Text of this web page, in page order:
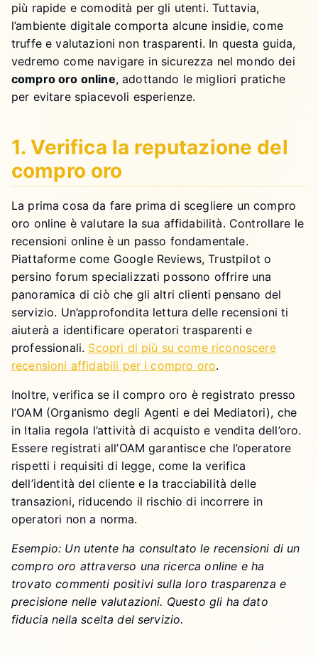
più rapide e comodità per gli utenti. Tuttavia,
l’ambiente digitale comporta alcune insidie, come
truffe e valutazioni non trasparenti. In questa guida,
vedremo come navigare in sicurezza nel mondo dei
compro oro online, adottando le migliori pratiche
per evitare spiacevoli esperienze.
1. Verifica la reputazione del
compro oro
La prima cosa da fare prima di scegliere un compro
oro online è valutare la sua affidabilità. Controllare le
recensioni online è un passo fondamentale.
Piattaforme come Google Reviews, Trustpilot o
persino forum specializzati possono offrire una
panoramica di ciò che gli altri clienti pensano del
servizio. Un’approfondita lettura delle recensioni ti
aiuterà a identificare operatori trasparenti e
professionali. Scopri di più su come riconoscere
recensioni affidabili per i compro oro.
Inoltre, verifica se il compro oro è registrato presso
l’OAM (Organismo degli Agenti e dei Mediatori), che
in Italia regola l’attività di acquisto e vendita dell’oro.
Essere registrati all’OAM garantisce che l’operatore
rispetti i requisiti di legge, come la verifica
dell’identità del cliente e la tracciabilità delle
transazioni, riducendo il rischio di incorrere in
operatori non a norma.
Esempio: Un utente ha consultato le recensioni di un
compro oro attraverso una ricerca online e ha
trovato commenti positivi sulla loro trasparenza e
precisione nelle valutazioni. Questo gli ha dato
fiducia nella scelta del servizio.